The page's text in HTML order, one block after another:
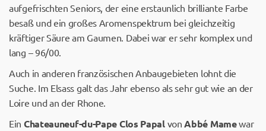
aufgefrischten Seniors, der eine erstaunlich brilliante Farbe
besaß und ein großes Aromenspektrum bei gleichzeitig
kräftiger Säure am Gaumen. Dabei war er sehr komplex und
lang – 96/00.
Auch in anderen französischen Anbaugebieten lohnt die
Suche. Im Elsass galt das Jahr ebenso als sehr gut wie an der
Loire und an der Rhone.
Ein Chateauneuf-du-PapeClos PapalvonAbbé Mamewar